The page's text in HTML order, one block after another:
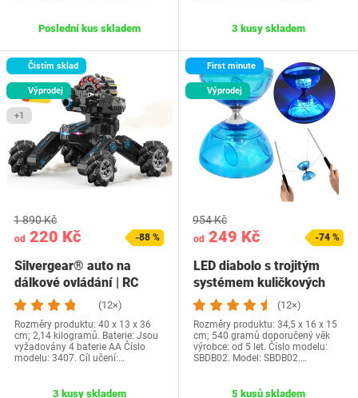
Poslední kus skladem 3 kusy skladem
Čistím sklad
Výprodej
+1
od 220 Kč
1 890 Kč
-88 %
Silvergear® auto na
dálkové ovládání | RC
cisternové auto +…
(12×)
Rozměry produktu: 40 x 13 x 36
cm; 2,14 kilogramů. Baterie: Jsou
vyžadovány 4 baterie AA Číslo
modelu: 3407. Cíl učení:…
3 kusy skladem
First minute
Výprodej
od 249 Kč
954 Kč
-74 %
LED diabolo s trojitým
systémem kuličkových
ložisek -…
(12×)
Rozměry produktu: 34,5 x 16 x 15
cm; 540 gramů doporučený věk
výrobce: od 5 let. Číslo modelu:
SBDB02. Model: SBDB02.…
5 kusů skladem